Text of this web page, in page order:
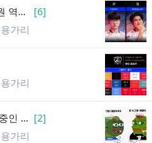
오피셜) 역체정 역체롤 역체원 역체폿 확정 [6]
가리
가리
몇년째 수십억 쓰고도 8강딱중인 그팀 [2]
가리